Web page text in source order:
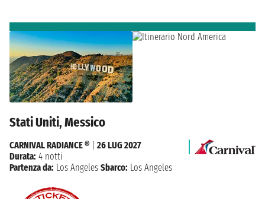
Stati Uniti, Messico
CARNIVAL RADIANCE ®
26 LUG 2027
Durata: 4 notti
Partenza da: Los Angeles Sbarco: Los Angeles